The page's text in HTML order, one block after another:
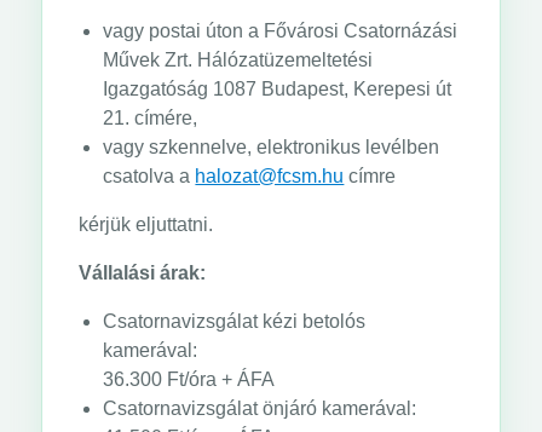
vagy postai úton a Fővárosi Csatornázási
Művek Zrt. Hálózatüzemeltetési
Igazgatóság 1087 Budapest, Kerepesi út
21. címére,
vagy szkennelve, elektronikus levélben
csatolva a halozat@fcsm.hu címre
kérjük eljuttatni.
Vállalási árak:
Csatornavizsgálat kézi betolós
kamerával:
36.300 Ft/óra + ÁFA
Csatornavizsgálat önjáró kamerával: